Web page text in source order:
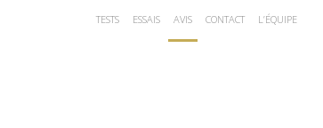
TESTS ESSAIS AVIS CONTACT L’ÉQUIPE